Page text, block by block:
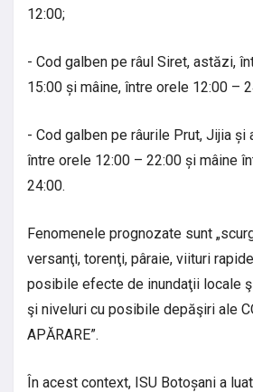
12:00;
- Cod galben pe râul Siret, astăzi,
15:00 și mâine, între orele 12:00 –
- Cod galben pe râurile Prut, Jijia
între orele 12:00 – 22:00 și mâine
24:00.
Fenomenele prognozate sunt
versanţi, torenţi, pâraie, viituri
posibile efecte de inundaţii locale
şi niveluri cu posibile depăşiri ale
APĂRARE”.
În acest context, ISU Botoșani a